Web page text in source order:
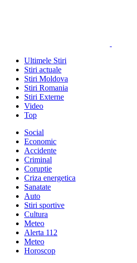
Ultimele Stiri
Stiri actuale
Stiri Moldova
Stiri Romania
Stiri Externe
Video
Top
Social
Economic
Accidente
Criminal
Coruptie
Criza energetica
Sanatate
Auto
Stiri sportive
Cultura
Meteo
Alerta 112
Meteo
Horoscop